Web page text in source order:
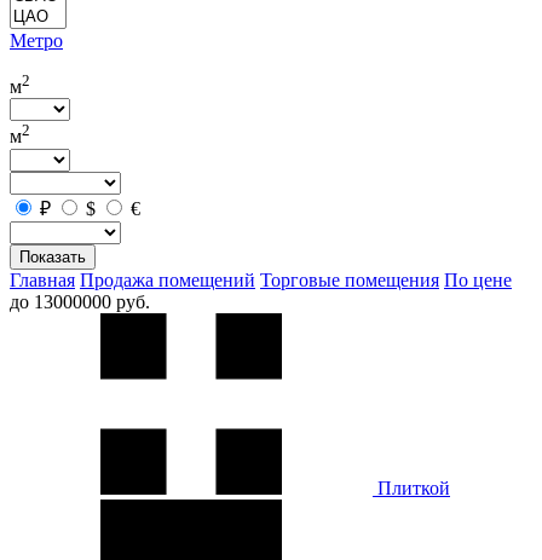
Метро
м2
м2
₽ $ €
Показать
Главная Продажа помещений Торговые помещения По цене
до 13000000 руб.
Плиткой